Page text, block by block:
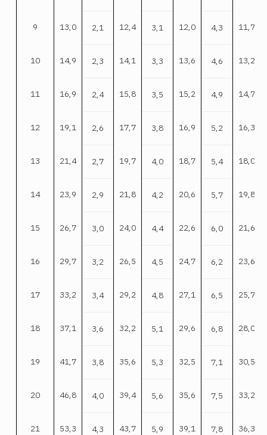
9 13,0 2,1 12,4 3,1 12,0 4,3 11,7
10 14,9 2,3 14,1 3,3 13,6 4,6 13,2
11 16,9 2,4 15,8 3,5 15,2 4,9 14,7
12 19,1 2,6 17,7 3,8 16,9 5,2 16,3
13 21,4 2,7 19,7 4,0 18,7 5,4 18,0
14 23,9 2,9 21,8 4,2 20,6 5,7 19,8
15 26,7 3,0 24,0 4,4 22,6 6,0 21,6
16 29,7 3,2 26,5 4,5 24,7 6,2 23,6
17 33,2 3,4 29,2 4,8 27,1 6,5 25,7
18 37,1 3,6 32,2 5,1 29,6 6,8 28,0
19 41,7 3,8 35,6 5,3 32,5 7,1 30,5
20 46,8 4,0 39,4 5,6 35,6 7,5 33,2
21 53,3 4,3 43,7 5,9 39,1 7,8 36,3